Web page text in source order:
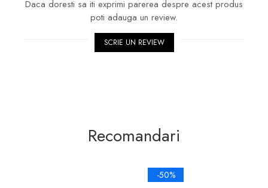
Daca doresti sa iti exprimi parerea despre acest produs
poti adauga un review.
SCRIE UN REVIEW
Recomandari
-50%